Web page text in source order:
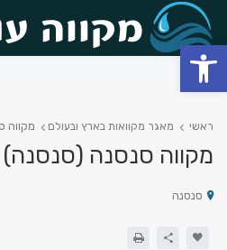
ראשי מאגר מקוואות בארץ ובעולם מקווה
מקווה סנסנה (סנסנה)
סנסנה
פתח סרגל נגישות